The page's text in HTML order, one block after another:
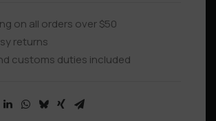
on all orders over $50
returns
customs duties included